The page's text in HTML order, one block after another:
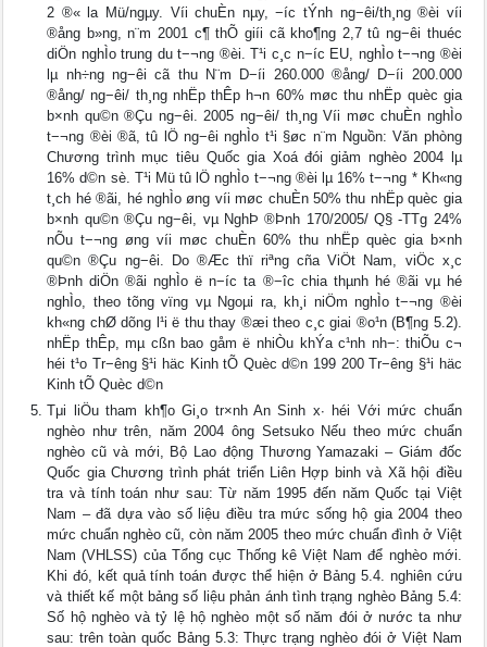
2 ®« la Mü/ngµy. Víi chuÈn nµy, −íc tÝnh ng−êi/th¸ng ®èi víi
®ång b»ng, n¨m 2001 c¶ thÕ giíi cã kho¶ng 2,7 tû ng−êi thuéc
diÖn nghÌo trung du t−¬ng ®èi. T¹i c¸c n−íc EU, nghÌo t−¬ng ®èi
lµ nh÷ng ng−êi cã thu N¨m D−íi 260.000 ®ång/ D−íi 200.000
®ång/ ng−êi/ th¸ng nhËp thÊp h¬n 60% møc thu nhËp quèc gia
b×nh qu©n ®Çu ng−êi. 2005 ng−êi/ th¸ng Víi møc chuÈn nghÌo
t−¬ng ®èi ®ã, tû lÖ ng−êi nghÌo t¹i §øc n¨m Nguồn: Văn phòng
Chương trình mục tiêu Quốc gia Xoá đói giảm nghèo 2004 lµ
16% d©n sè. T¹i Mü tû lÖ nghÌo t−¬ng ®èi lµ 16% t−¬ng * Kh«ng
t¸ch hé ®ãi, hé nghÌo øng víi møc chuÈn 50% thu nhËp quèc gia
b×nh qu©n ®Çu ng−êi, vµ NghÞ ®Þnh 170/2005/ Q§ -TTg 24%
nÕu t−¬ng øng víi møc chuÈn 60% thu nhËp quèc gia b×nh
qu©n ®Çu ng−êi. Do ®Æc thï riªng cña ViÖt Nam, viÖc x¸c
®Þnh diÖn ®ãi nghÌo ë n−íc ta ®−îc chia thµnh hé ®ãi vµ hé
nghÌo, theo tõng vïng vµ Ngoµi ra, kh¸i niÖm nghÌo t−¬ng ®èi
kh«ng chØ dõng l¹i ë thu thay ®æi theo c¸c giai ®o¹n (B¶ng 5.2).
nhËp thÊp, mµ cßn bao gåm ë nhiÒu khÝa c¹nh nh−: thiÕu c¬
héi t¹o Tr−êng §¹i häc Kinh tÕ Quèc d©n 199 200 Tr−êng §¹i häc
Kinh tÕ Quèc d©n
Tμi liÖu tham kh¶o Gi¸o tr×nh An Sinh x∙ héi Với mức chuẩn
nghèo như trên, năm 2004 ông Setsuko Nếu theo mức chuẩn
nghèo cũ và mới, Bộ Lao động Thương Yamazaki – Giám đốc
Quốc gia Chương trình phát triển Liên Hợp binh và Xã hội điều
tra và tính toán như sau: Từ năm 1995 đến năm Quốc tại Việt
Nam – đã dựa vào số liệu điều tra mức sống hộ gia 2004 theo
mức chuẩn nghèo cũ, còn năm 2005 theo mức chuẩn đình ở Việt
Nam (VHLSS) của Tổng cục Thống kê Việt Nam để nghèo mới.
Khi đó, kết quả tính toán được thể hiện ở Bảng 5.4. nghiên cứu
và thiết kế một bảng số liệu phản ánh tình trạng nghèo Bảng 5.4:
Số hộ nghèo và tỷ lệ hộ nghèo một số năm đói ở nước ta như
sau: trên toàn quốc Bảng 5.3: Thực trạng nghèo đói ở Việt Nam